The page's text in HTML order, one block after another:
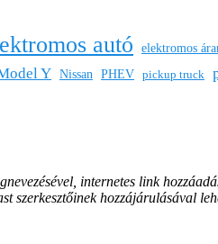
autó elektromos
Y Nissan PHEV pickup truck
internetes link
szerkesztőinek hozzájárulásával